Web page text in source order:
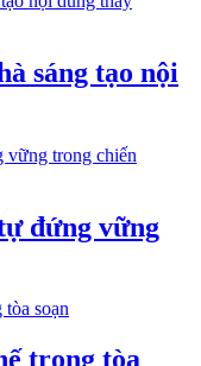
sáng tạo nội
đứng vững
trong tòa